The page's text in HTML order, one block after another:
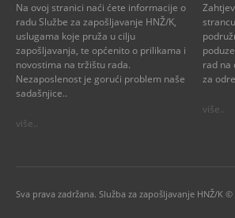
Na ovoj stranici naći ćete informacije o
radu Službe za zapošljavanje HNŽ/K,
uslugama koje pruža u cilju
zapošljavanja, te općenito o prilikama i
novostima na tržištu rada.
Nezaposlenost je gorući problem naše
sadašnjice..
više..
rad na
za
više..
Sva prava zadržana. Služba za zapošljavanje HNŽ/K ©